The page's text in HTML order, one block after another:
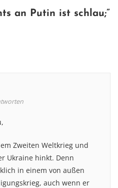
an Putin ist schlau;”
Zweiten Weltkrieg und
Ukraine hinkt. Denn
in einem von außen
auch wenn er